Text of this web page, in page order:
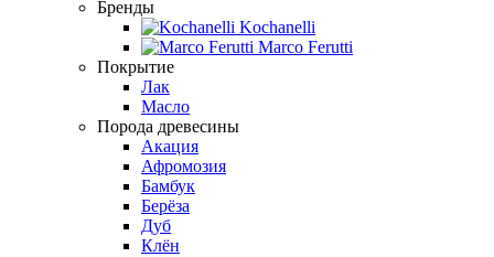
Бренды
Kochanelli
Marco Ferutti
Покрытие
Лак
Масло
Порода древесины
Акация
Афромозия
Бамбук
Берёза
Дуб
Клён